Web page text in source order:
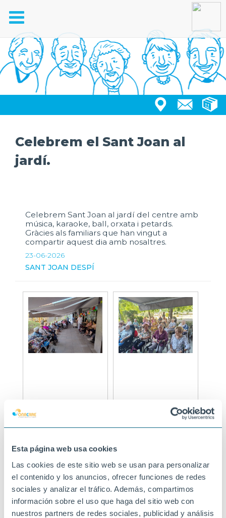
Esta página web usa cookies
Las cookies de este sitio web se usan para personalizar
el contenido y los anuncios, ofrecer funciones de redes
sociales y analizar el tráfico. Además, compartimos
información sobre el uso que haga del sitio web con
nuestros partners de redes sociales, publicidad y análisis
Toggle
navigation
Celebrem el Sant Joan al
jardí.
Celebrem Sant Joan al jardí del centre amb
música, karaoke, ball, orxata i petards.
Gràcies als familiars que han vingut a
compartir aquest dia amb nosaltres.
23-06-2026
SANT JOAN DESPÍ